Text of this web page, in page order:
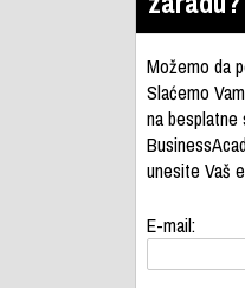
Možemo da
Slaćemo
na
unesite Vaš
E-mail: